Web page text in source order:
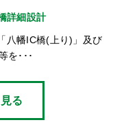
詳細設計
八幡IC橋(上り)」及び
を･･･
る